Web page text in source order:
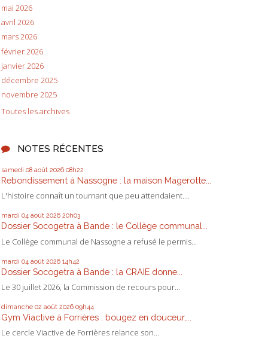
mai 2026
avril 2026
mars 2026
février 2026
janvier 2026
décembre 2025
novembre 2025
Toutes les archives
NOTES RÉCENTES
samedi 08 août 2026 08h22
Rebondissement à Nassogne : la maison Magerotte...
L'histoire connaît un tournant que peu attendaient....
mardi 04 août 2026 20h03
Dossier Socogetra à Bande : le Collège communal...
Le Collège communal de Nassogne a refusé le permis...
mardi 04 août 2026 14h42
Dossier Socogetra à Bande : la CRAIE donne...
Le 30 juillet 2026, la Commission de recours pour...
dimanche 02 août 2026 09h44
Gym Viactive à Forrières : bougez en douceur,...
Le cercle Viactive de Forrières relance son...